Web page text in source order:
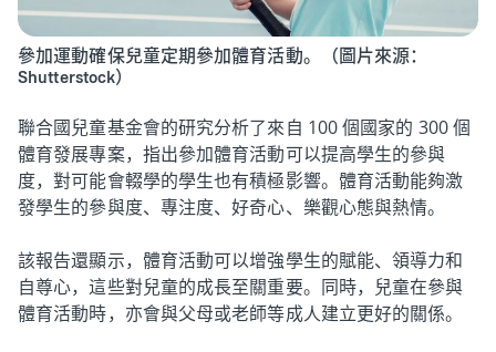
參加運動確保兒童定期參加體育活動。（圖片來源：
Shutterstock）
聯合國兒童基金會的研究分析了來自 100 個國家的 300 個
體育發展專案，指出參加體育活動可以提高學生的參與
度，對可能會輟學的學生也有積極影響。體育活動能夠激
發學生的參與度、專注度、好奇心、樂觀心態與熱情。
該報告還顯示，體育活動可以增強學生的賦能、領導力和
自尊心，這些對兒童的成長至關重要。同時，兒童在參與
體育活動時，亦會與父母或老師等成人建立更好的關係。